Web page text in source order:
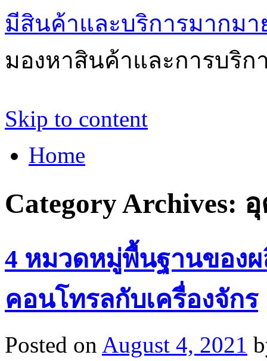
มีสินค้าและบริการมากมา
มองหาสินค้าและการบริ
Skip to content
Home
Category Archives:
4 หมวดหมู่พื้นฐานของ
คอนโทรลกับเครื่องจักร
Posted on August 4, 2021